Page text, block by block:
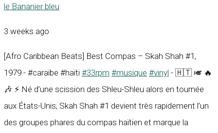
le Bananier bleu
3 weeks ago
[Afro Caribbean Beats] Best Compas – Skah Shah #1,
1979 - #caraïbe #haïti #33rpm #musique #vinyl - 🇭🇹 🎺 🔥
🎶 ⚡ Né d’une scission des Shleu-Shleu alors en tournée
aux États-Unis, Skah Shah #1 devient très rapidement l’un
des groupes phares du compas haïtien et marque la